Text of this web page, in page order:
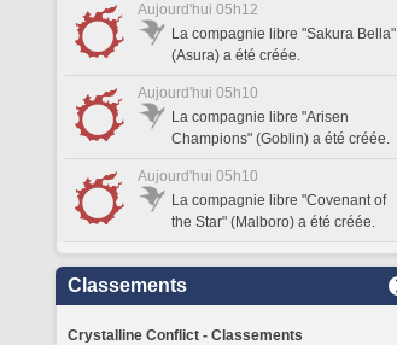
Aujourd'hui 05h12
La compagnie libre "Sakura Bella"
(Asura) a été créée.
Aujourd'hui 05h10
La compagnie libre "Arisen
Champions" (Goblin) a été créée.
Aujourd'hui 05h10
La compagnie libre "Covenant of
the Star" (Malboro) a été créée.
Classements
Crystalline Conflict - Classements